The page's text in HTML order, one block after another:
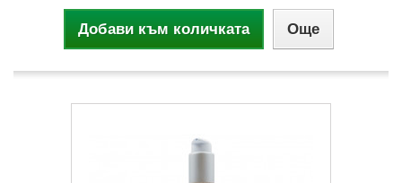
Добави към количката Още